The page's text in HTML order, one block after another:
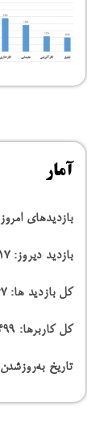
آمار
بازدیدهای
بازدید دیروز:
کل بازدید ها:
کل کاربرها:
تاریخ